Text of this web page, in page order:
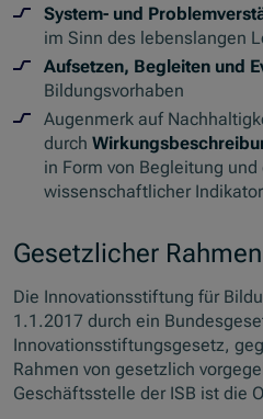
System- und
im Sinn des lebenslangen
Aufsetzen, Begleiten und
Bildungsvorhaben
Augenmerk auf
durch
in Form von Begleitung
wissenschaftlicher
Gesetzlicher Rahmen
Die Innovationsstiftung für
1.1.2017 durch ein
Innovationsstiftungsgesetz,
Rahmen von gesetzlich
Geschäftsstelle der ISB ist die